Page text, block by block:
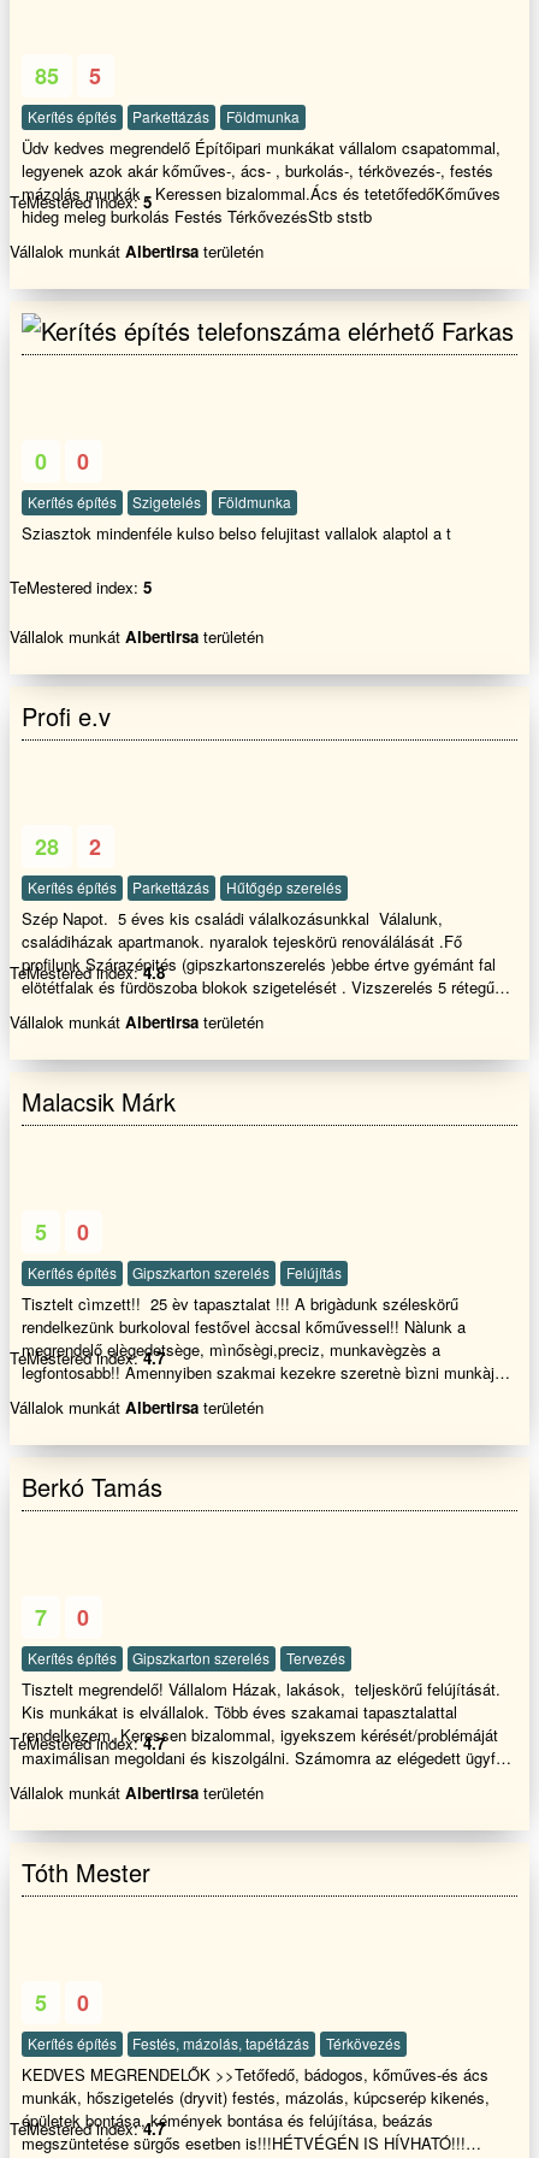
85 5
Kerítés építés Parkettázás Földmunka
Üdv kedves megrendelő Építőipari munkákat vállalom csapatommal,
legyenek azok akár kőműves-, ács- , burkolás-, térkövezés-, festés
mázolás munkák . Keressen bizalommal.Ács és tetetőfedőKőműves
hideg meleg burkolás Festés TérkővezésStb ststb
TeMestered index:5
Vállalok munkát Albertirsa területén
Farkas
0 0
Kerítés építés Szigetelés Földmunka
Sziasztok mindenféle kulso belso felujitast vallalok alaptol a t
TeMestered index: 5
Vállalok munkát Albertirsa területén
Profi e.v
28 2
Kerítés építés Parkettázás Hűtőgép szerelés
Szép Napot. 5 éves kis családi válalkozásunkkal Válalunk,
családiházak apartmanok. nyaralok tejeskörü renoválálását .Fő
profilunk Szárazépités (gipszkartonszerelés )ebbe értve gyémánt fal
elötétfalak és fürdöszoba blokok szigetelését . Vizszerelés 5 rétegű
szigetelést ,falazást betonozást . burkolást . fürdö tejes renoválását !
tető javitást épitést ! Valamint ,Ajtó és ablak nyílás záró cserét' Hívjon
bizzalomal a nap bármely szakában . Akár e-mailen is kérhet ár
ajánlatot . 0-24 Köszönöm figyelmed szép napot
TeMestered index:4.8
Vállalok munkát Albertirsa területén
Malacsik Márk
5 0
Kerítés építés Gipszkarton szerelés Felújítás
Tisztelt cìmzett!! 25 èv tapasztalat !!! A brigàdunk széleskörű
rendelkezünk burkoloval festővel àccsal kőművessel!! Nàlunk a
megrendelő elègedetsège, mìnősègi,preciz, munkavègzès a
legfontosabb!! Amennyiben szakmai kezekre szeretnè bìzni munkàjàt
TeMestered index:4.7
Vállalok munkát Albertirsa területén
Berkó Tamás
7 0
Kerítés építés Gipszkarton szerelés Tervezés
Tisztelt megrendelő! Vállalom Házak, lakások, teljeskörű felújítását.
Kis munkákat is elvállalok. Több éves szakamai tapasztalattal
rendelkezem. Keressen bizalommal, igyekszem kérését/problémáját
maximálisan megoldani és kiszolgálni. Számomra az elégedett ügyfél
TeMestered index:4.7
Vállalok munkát Albertirsa területén
Tóth Mester
5 0
Kerítés építés Festés, mázolás, tapétázás Térkövezés
KEDVES MEGRENDELŐK >>Tetőfedő, bádogos, kőműves-és ács
munkák, hőszigetelés (dryvit) festés, mázolás, kúpcserép kikenés,
épületek bontása, kémények bontása és felújítása, beázás
megszüntetése sürgős esetben is!!!HÉTVÉGÉN IS HÍVHATÓ!!!
TeMestered index:4.7